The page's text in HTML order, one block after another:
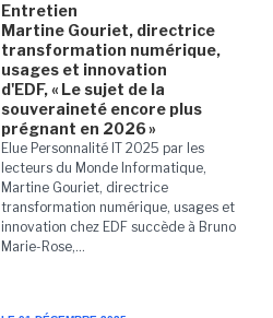
Entretien
Martine Gouriet, directrice
transformation numérique,
usages et innovation
d'EDF, « Le sujet de la
souveraineté encore plus
prégnant en 2026 »
Elue Personnalité IT 2025 par les
lecteurs du Monde Informatique,
Martine Gouriet, directrice
transformation numérique, usages et
innovation chez EDF succède à Bruno
Marie-Rose,...